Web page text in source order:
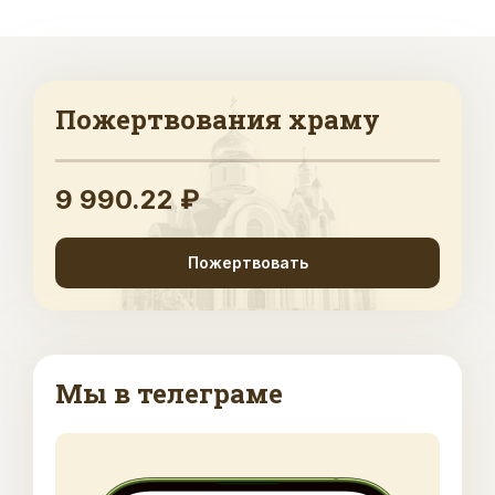
Пожертвования храму
9 990.22 ₽
Пожертвовать
Мы в телеграме